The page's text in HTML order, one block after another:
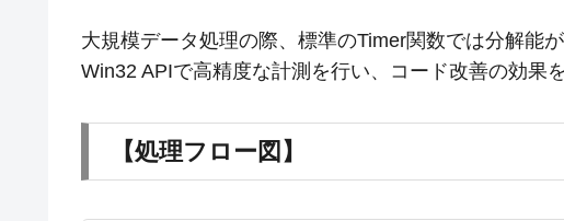
大規模データ処理の際、標準のTimer関数では分解能
Win32 APIで高精度な計測を行い、コード改善の効果
【処理フロー図】